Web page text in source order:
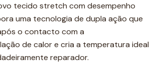
tecido stretch com desempenho
uma tecnologia de dupla ação que
o contacto com a
de calor e cria a temperatura ideal
reparador.